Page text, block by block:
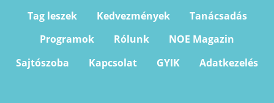
Tag leszek Kedvezmények
Tanácsadás
Programok
Rólunk
NOE Magazin
Sajtószoba
Kapcsolat GYIK Adatkezelés